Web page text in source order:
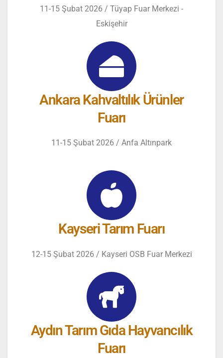
11-15 Şubat 2026 / Tüyap Fuar Merkezi -
Eskişehir
Ankara Kahvaltılık Ürünler
Fuarı
11-15 Şubat 2026 / Anfa Altınpark
Kayseri Tarım Fuarı
12-15 Şubat 2026 / Kayseri OSB Fuar Merkezi
Aydın Tarım Gıda Hayvancılık
Fuarı